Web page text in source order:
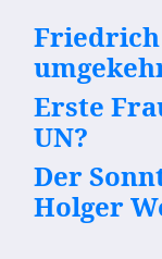
Friedrich
Erste
UN?
Der
Holger